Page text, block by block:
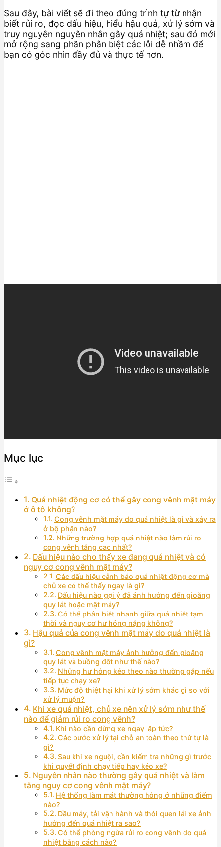
Sau đây, bài viết sẽ đi theo đúng trình tự từ nhận
biết rủi ro, đọc dấu hiệu, hiểu hậu quả, xử lý sớm và
truy nguyên nguyên nhân gây quá nhiệt; sau đó mới
mở rộng sang phần phân biệt các lỗi dễ nhầm để
bạn có góc nhìn đầy đủ và thực tế hơn.
Mục lục
Quá nhiệt động cơ có thể gây cong vênh mặt máy
ở ô tô không?
Cong vênh mặt máy do quá nhiệt là gì và xảy ra
ở bộ phận nào?
Những trường hợp quá nhiệt nào làm rủi ro
cong vênh tăng cao nhất?
Dấu hiệu nào cho thấy xe đang quá nhiệt và có
nguy cơ cong vênh mặt máy?
Các dấu hiệu cảnh báo quá nhiệt động cơ mà
chủ xe có thể thấy ngay là gì?
Dấu hiệu nào gợi ý đã ảnh hưởng đến gioăng
quy lát hoặc mặt máy?
Có thể phân biệt nhanh giữa quá nhiệt tạm
thời và nguy cơ hư hỏng nặng không?
Hậu quả của cong vênh mặt máy do quá nhiệt là
gì?
Cong vênh mặt máy ảnh hưởng đến gioăng
quy lát và buồng đốt như thế nào?
Những hư hỏng kéo theo nào thường gặp nếu
tiếp tục chạy xe?
Mức độ thiệt hại khi xử lý sớm khác gì so với
xử lý muộn?
Khi xe quá nhiệt, chủ xe nên xử lý sớm như thế
nào để giảm rủi ro cong vênh?
Khi nào cần dừng xe ngay lập tức?
Các bước xử lý tại chỗ an toàn theo thứ tự là
gì?
Sau khi xe nguội, cần kiểm tra những gì trước
khi quyết định chạy tiếp hay kéo xe?
Nguyên nhân nào thường gây quá nhiệt và làm
tăng nguy cơ cong vênh mặt máy?
Hệ thống làm mát thường hỏng ở những điểm
nào?
Dầu máy, tải vận hành và thói quen lái xe ảnh
hưởng đến quá nhiệt ra sao?
Có thể phòng ngừa rủi ro cong vênh do quá
nhiệt bằng cách nào?